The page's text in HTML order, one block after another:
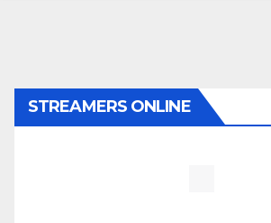
STREAMERS ONLINE